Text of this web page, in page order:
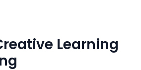
Learning